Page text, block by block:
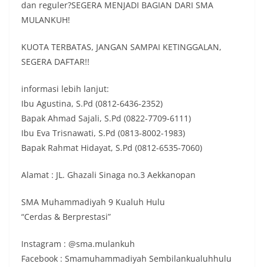
dan reguler?SEGERA MENJADI BAGIAN DARI SMA
MULANKUH!
KUOTA TERBATAS, JANGAN SAMPAI KETINGGALAN,
SEGERA DAFTAR!!
informasi lebih lanjut:
Ibu Agustina, S.Pd (0812-6436-2352)
Bapak Ahmad Sajali, S.Pd (0822-7709-6111)
Ibu Eva Trisnawati, S.Pd (0813-8002-1983)
Bapak Rahmat Hidayat, S.Pd (0812-6535-7060)
Alamat : JL. Ghazali Sinaga no.3 Aekkanopan
SMA Muhammadiyah 9 Kualuh Hulu
“Cerdas & Berprestasi”
Instagram : @sma.mulankuh
Facebook : Smamuhammadiyah Sembilankualuhhulu